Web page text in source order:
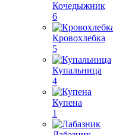
Кочедыжник
6
Кровохлебка
5
Купальница
4
Купена
1